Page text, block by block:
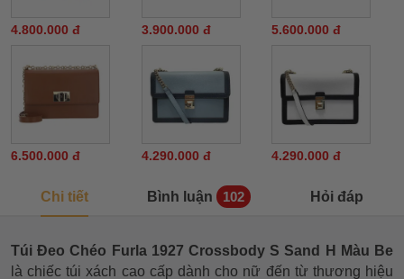
4.800.000 đ 3.900.000 đ 5.600.000 đ
6.500.000 đ 4.290.000 đ 4.290.000 đ
Chi tiết Bình luận 102 Hỏi đáp
Túi Đeo Chéo Furla 1927 Crossbody S Sand H Màu Be
là chiếc túi xách cao cấp dành cho nữ đến từ thương hiệu